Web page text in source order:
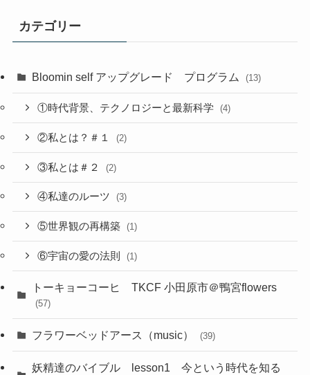
カテゴリー
Bloomin self アップグレード プログラム (13)
①時代背景、テクノロジーと最新科学 (4)
②私とは？＃１ (2)
③私とは＃２ (2)
④私達のルーツ (3)
⑤世界観の再構築 (1)
⑥宇宙の愛の法則 (1)
トーキョーコーヒ TKCF 小田原市＠鴨宮flowers
(57)
フラワーベッドアース（music） (39)
妖精達のバイブル lesson1 今という時代を知る